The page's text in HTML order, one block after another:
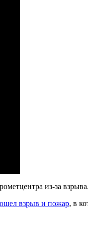
из-за взрыва.
взрыв и пожар, в